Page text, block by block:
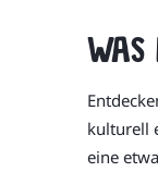
kulturell
eine